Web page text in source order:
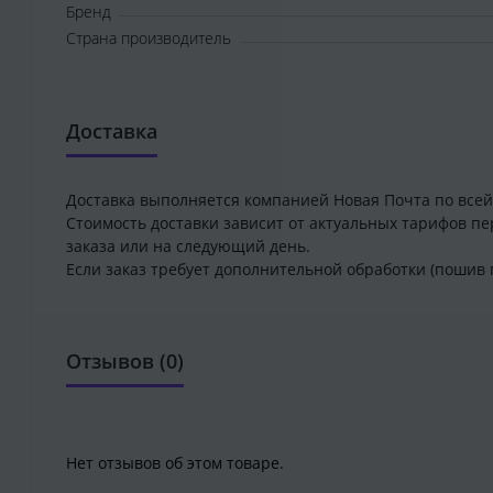
Бренд
Страна производитель
Доставка
Доставка выполняется компанией Новая Почта по
Стоимость доставки зависит от актуальных тарифов
заказа или на следующий день.
Если заказ требует дополнительной обработки
Отзывов (0)
Нет отзывов об этом товаре.